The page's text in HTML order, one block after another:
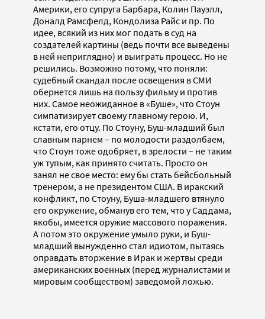
Америки, его супруга Барбара, Колин Пауэлл,
Доналд Рамсфелд, Кондолиза Райс и пр. По
идее, всякий из них мог подать в суд на
создателей картины (ведь почти все выведены
в ней неприглядно) и выиграть процесс. Но не
решились. Возможно потому, что поняли:
судебный скандал после освещения в СМИ
обернется лишь на пользу фильму и против
них. Самое неожиданное в «Буше», что Стоун
симпатизирует своему главному герою. И,
кстати, его отцу. По Стоуну, Буш-младший был
славным парнем – по молодости раздолбаем,
что Стоун тоже одобряет, в зрелости – не таким
уж тупым, как принято считать. Просто он
занял не свое место: ему бы стать бейсбольный
тренером, а не президентом США. В иракский
конфликт, по Стоуну, Буша-младшего втянуло
его окружение, обманув его тем, что у Саддама,
якобы, имеется оружие массового поражения.
А потом это окружение умыло руки, и Буш-
младший вынужденно стал идиотом, пытаясь
оправдать вторжение в Ирак и жертвы среди
американских военных (перед журналистами и
мировым сообществом) заведомой ложью.